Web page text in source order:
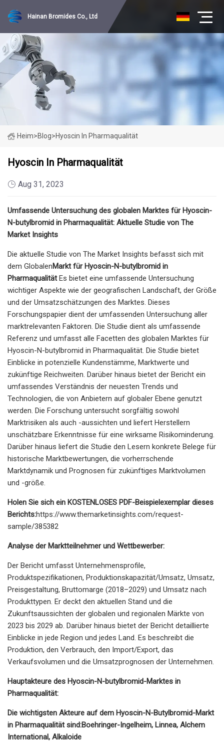
Hainan Bromides Co., Ltd
Heim>Blog>Hyoscin In Pharmaqualität
Hyoscin In Pharmaqualität
Aug 31, 2023
Umfassende Untersuchung des globalen Marktes für Hyoscin-
N-butylbromid in Pharmaqualität: Aktuelle Studie von The
Market Insights
Die aktuelle Studie von The Market Insights befasst sich mit
dem GlobalenMarkt für Hyoscin-N-butylbromid in
PharmaqualitätEs bietet eine umfassende Untersuchung
wichtiger Aspekte wie der geografischen Landschaft, der Größe
und der Umsatzschätzungen des Marktes. Dieses
Forschungspapier dient der umfassenden Untersuchung aller
marktrelevanten Faktoren. Die Studie dient als umfassende
Referenz und umfasst alle Facetten des globalen Marktes für
Hyoscin-N-butylbromid in Pharmaqualität. Die Studie bietet
Einblicke in potenzielle Kundenstämme, Marktwerte und
zukünftige Reichweiten. Darüber hinaus bietet der Bericht ein
umfassendes Verständnis der neuesten Trends und
Technologien, die von Anbietern auf globaler Ebene genutzt
werden. Die Forschung untersucht sorgfältig sowohl
Marktrisiken als auch -aussichten und liefert Herstellern
unschätzbare Erkenntnisse für eine wirksame Risikominderung.
Darüber hinaus liefert die Studie den Lesern konkrete Belege für
historische Marktbewertungen, die vorherrschende
Marktdynamik und Prognosen für zukünftiges Marktvolumen
und -größe.
Holen Sie sich ein KOSTENLOSES PDF-Beispielexemplar dieses
Berichts:https://www.themarketinsights.com/request-
sample/385382
Analyse der Marktteilnehmer und Wettbewerber:
Der Bericht umfasst Unternehmensprofile,
Produktspezifikationen, Produktionskapazität/Umsatz, Umsatz,
Preisgestaltung, Bruttomarge (2018–2029) und Umsatz nach
Produkttypen. Er deckt den aktuellen Stand und die
Zukunftsaussichten der globalen und regionalen Märkte von
2023 bis 2029 ab. Darüber hinaus bietet der Bericht detaillierte
Einblicke in jede Region und jedes Land. Es beschreibt die
Produktion, den Verbrauch, den Import/Export, das
Verkaufsvolumen und die Umsatzprognosen der Unternehmen.
Hauptakteure des Hyoscin-N-butylbromid-Marktes in
Pharmaqualität:
Die wichtigsten Akteure auf dem Hyoscin-N-Butylbromid-Markt
in Pharmaqualität sind:Boehringer-Ingelheim, Linnea, Alchem ​​
International, Alkaloide